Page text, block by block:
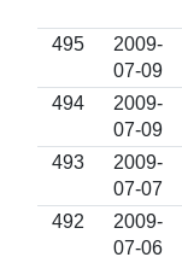
495
2009-
07-09
494
2009-
07-09
493
2009-
07-07
492
2009-
07-06